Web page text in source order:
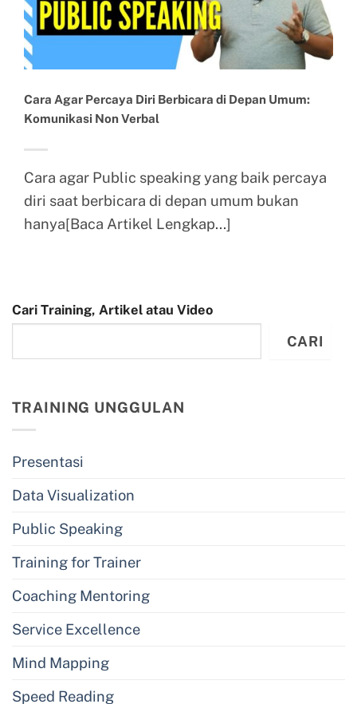
Cara Agar Percaya Diri Berbicara di Depan Umum:
Komunikasi Non Verbal
Cara agar Public speaking yang baik percaya
diri saat berbicara di depan umum bukan
hanya[Baca Artikel Lengkap...]
Cari Training, Artikel atau Video
CARI
TRAINING UNGGULAN
Presentasi
Data Visualization
Public Speaking
Training for Trainer
Coaching Mentoring
Service Excellence
Mind Mapping
Speed Reading